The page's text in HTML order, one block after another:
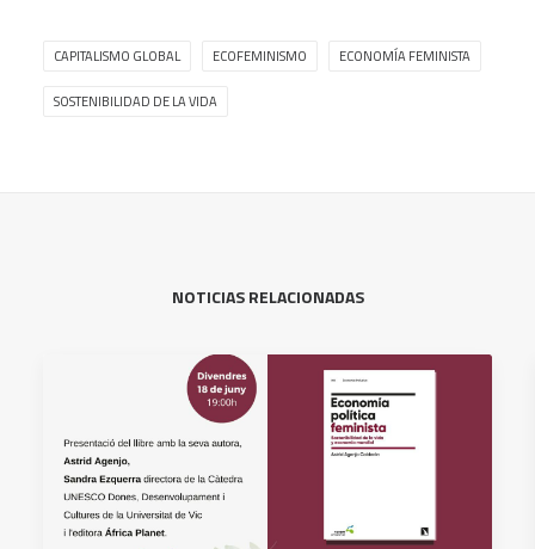
CAPITALISMO GLOBAL ECOFEMINISMO ECONOMÍA FEMINISTA
SOSTENIBILIDAD DE LA VIDA
NOTICIAS RELACIONADAS